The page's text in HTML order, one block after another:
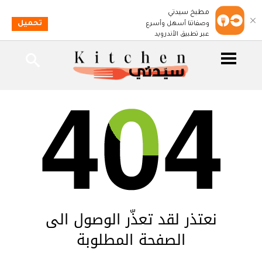
نعتذر لقد تعذّر الوصول الى
الصفحة المطلوبة
مطبخ سيدتي
وصفاتنا أسهل وأسرع
عبر تطبيق الأندرويد
تحميل